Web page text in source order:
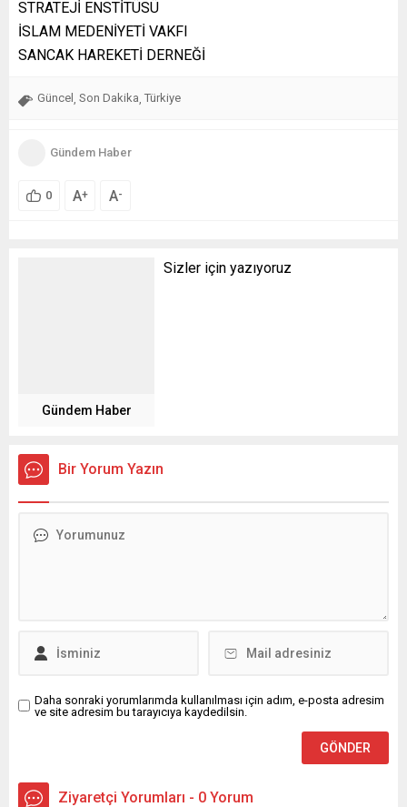
STRATEJİ ENSTİTÜSÜ
İSLAM MEDENİYETİ VAKFI
SANCAK HAREKETİ DERNEĞİ
Güncel Son Dakika Türkiye
Gündem Haber
0 A+ A-
Gündem Haber
Sizler için yazıyoruz
Bir Yorum Yazın
Daha sonraki yorumlarımda kullanılması için adım, e-posta adresim
ve site adresim bu tarayıcıya kaydedilsin.
Ziyaretçi Yorumları - 0 Yorum